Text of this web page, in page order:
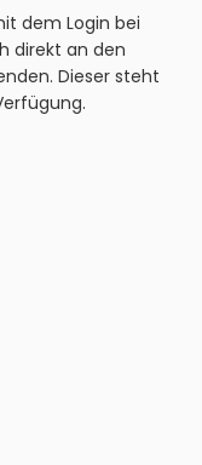
dem Login bei
direkt an den
Dieser steht